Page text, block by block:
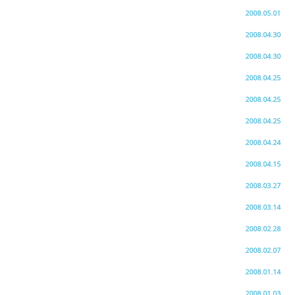
2008.05.01
2008.04.30
2008.04.30
2008.04.25
2008.04.25
2008.04.25
2008.04.24
2008.04.15
2008.03.27
2008.03.14
2008.02.28
2008.02.07
2008.01.14